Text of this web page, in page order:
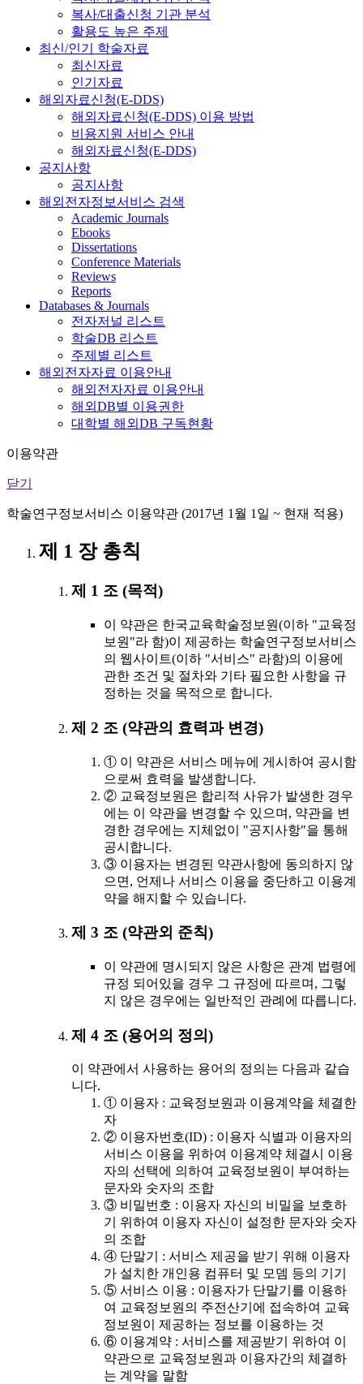
복사/대출신청 기관 분석
활용도 높은 주제
최신/인기 학술자료
최신자료
인기자료
해외자료신청(E-DDS)
해외자료신청(E-DDS) 이용 방법
비용지원 서비스 안내
해외자료신청(E-DDS)
공지사항
공지사항
해외전자정보서비스 검색
Academic Journals
Ebooks
Dissertations
Conference Materials
Reviews
Reports
Databases & Journals
전자저널 리스트
학술DB 리스트
주제별 리스트
해외전자자료 이용안내
해외전자자료 이용안내
해외DB별 이용권한
대학별 해외DB 구독현황
이용약관
닫기
학술연구정보서비스 이용약관 (2017년 1월 1일 ~ 현재 적용)
제 1 장 총칙
제 1 조 (목적)
이 약관은 한국교육학술정보원(이하 "교육정
보원"라 함)이 제공하는 학술연구정보서비스
의 웹사이트(이하 "서비스" 라함)의 이용에
관한 조건 및 절차와 기타 필요한 사항을 규
정하는 것을 목적으로 합니다.
제 2 조 (약관의 효력과 변경)
① 이 약관은 서비스 메뉴에 게시하여 공시함
으로써 효력을 발생합니다.
② 교육정보원은 합리적 사유가 발생한 경우
에는 이 약관을 변경할 수 있으며, 약관을 변
경한 경우에는 지체없이 "공지사항"을 통해
공시합니다.
③ 이용자는 변경된 약관사항에 동의하지 않
으면, 언제나 서비스 이용을 중단하고 이용계
약을 해지할 수 있습니다.
제 3 조 (약관외 준칙)
이 약관에 명시되지 않은 사항은 관계 법령에
규정 되어있을 경우 그 규정에 따르며, 그렇
지 않은 경우에는 일반적인 관례에 따릅니다.
제 4 조 (용어의 정의)
이 약관에서 사용하는 용어의 정의는 다음과 같습
니다.
① 이용자 : 교육정보원과 이용계약을 체결한
자
② 이용자번호(ID) : 이용자 식별과 이용자의
서비스 이용을 위하여 이용계약 체결시 이용
자의 선택에 의하여 교육정보원이 부여하는
문자와 숫자의 조합
③ 비밀번호 : 이용자 자신의 비밀을 보호하
기 위하여 이용자 자신이 설정한 문자와 숫자
의 조합
④ 단말기 : 서비스 제공을 받기 위해 이용자
가 설치한 개인용 컴퓨터 및 모뎀 등의 기기
⑤ 서비스 이용 : 이용자가 단말기를 이용하
여 교육정보원의 주전산기에 접속하여 교육
정보원이 제공하는 정보를 이용하는 것
⑥ 이용계약 : 서비스를 제공받기 위하여 이
약관으로 교육정보원과 이용자간의 체결하
는 계약을 말함